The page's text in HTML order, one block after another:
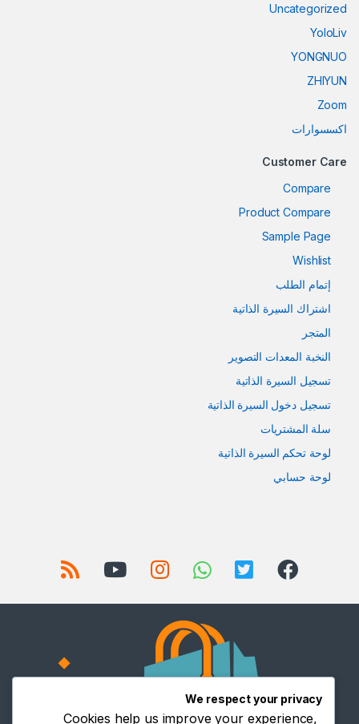
Uncategorized
YoloLiv
YONGNUO
ZHIYUN
Zoom
اكسسوارات
Customer Care
Compare
Product Compare
Sample Page
Wishlist
إتمام الطلب
اشتراك السيرة الذاتية
المتجر
النخبة المعدات التصوير
تسجيل السيرة الذاتية
تسجيل دخول السيرة الذاتية
سلة المشتريات
لوحة تحكم السيرة الذاتية
لوحة حسابي
We respect your privacy
Cookies help us improve your experience,